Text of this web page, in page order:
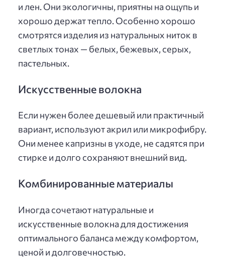
и лен. Они экологичны, приятны на ощупь и
хорошо держат тепло. Особенно хорошо
смотрятся изделия из натуральных ниток в
светлых тонах — белых, бежевых, серых,
пастельных.
Искусственные волокна
Если нужен более дешевый или практичный
вариант, используют акрил или микрофибру.
Они менее капризны в уходе, не садятся при
стирке и долго сохраняют внешний вид.
Комбинированные материалы
Иногда сочетают натуральные и
искусственные волокна для достижения
оптимального баланса между комфортом,
ценой и долговечностью.